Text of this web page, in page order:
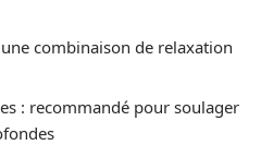
combinaison de relaxation
: recommandé pour soulager